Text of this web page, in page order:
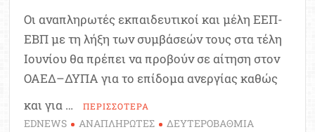
Οι αναπληρωτές εκπαιδευτικοί και μέλη ΕΕΠ-
ΕΒΠ με τη λήξη των συμβάσεών τους στα τέλη
Ιουνίου θα πρέπει να προβούν σε αίτηση στον
ΟΑΕΔ–ΔΥΠΑ για το επίδομα ανεργίας καθώς
και για …
ΠΕΡΙΣΣΟΤΕΡΑ
EDNEWS ΑΝΑΠΛΗΡΩΤΕΣ
ΔΕΥΤΕΡΟΒΑΘΜΙΑ